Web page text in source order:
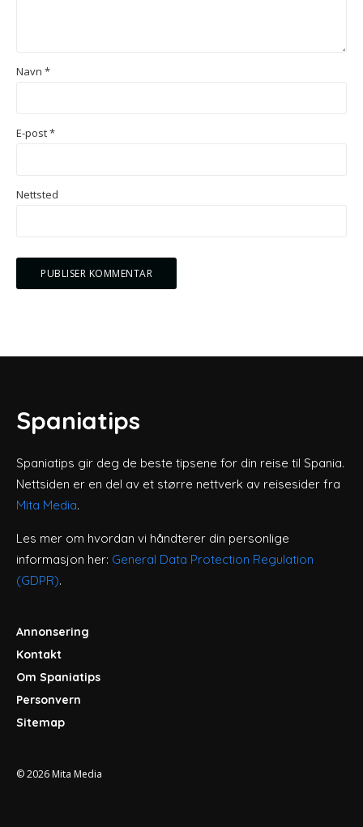
Navn *
E-post*
Nettsted
Spaniatips
Spaniatips gir deg de beste tipsene for din reise til Spania.
Nettsiden er en del av et større nettverk av reisesider fra
Mita Media.
Les mer om hvordan vi håndterer din personlige
informasjon her: General Data Protection Regulation
(GDPR).
Annonsering
Kontakt
Om Spaniatips
Personvern
Sitemap
© 2026 Mita Media